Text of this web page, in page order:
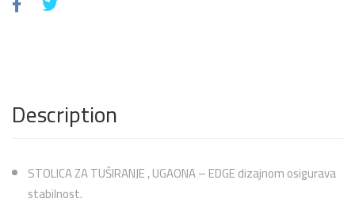
Description
STOLICA ZA TUŠIRANJE , UGAONA – EDGE dizajnom osigurava
stabilnost.